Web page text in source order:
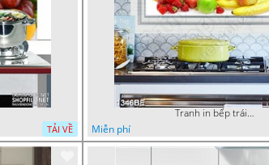
TẢI VỀ
Tranh in bếp trái cây tươi cho bữa tiệc
Miễn phí